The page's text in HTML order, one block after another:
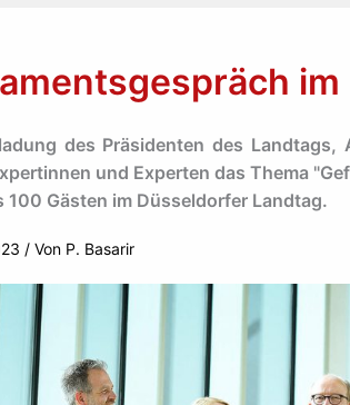
im
des Präsidenten des
und Experten das Thema
100 Gästen im Düsseldorfer Landtag.
/ Von P. Basarir